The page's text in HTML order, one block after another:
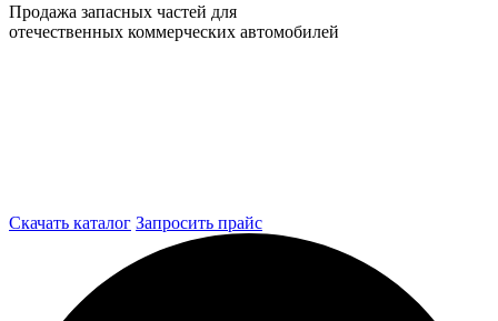
Продажа запасных частей для
отечественных коммерческих автомобилей
Скачать каталог Запросить прайс